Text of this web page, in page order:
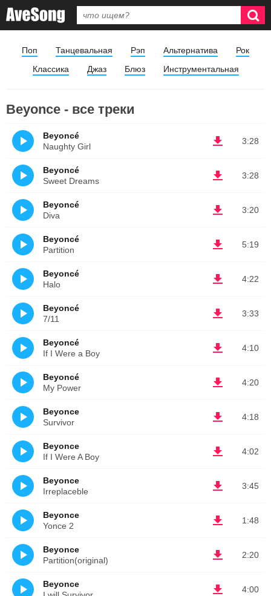
Поп Танцевальная Рэп Альтернатива
Рок
Классика
Джаз Блюз Инструментальная
Beyonce - все треки
3:28
Beyoncé
Naughty Girl
3:28
Beyoncé
Sweet Dreams
3:20
Beyoncé
Diva
5:19
Beyoncé
Partition
4:22
Beyoncé
Halo
3:33
Beyoncé
7/11
4:10
Beyoncé
If I Were a Boy
4:20
Beyoncé
My Power
4:18
Beyonce
Survivor
4:02
Beyonce
If I Were A Boy
3:45
Beyonce
Irreplaceble
1:48
Beyonce
Yonce 2
2:20
Beyonce
Partition(original)
4:00
Beyonce